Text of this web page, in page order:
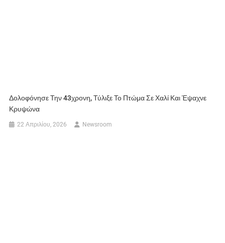
Δολοφόνησε Την 43χρονη, Τύλιξε Το Πτώμα Σε Χαλί Και Έψαχνε
Κρυψώνα
22 Απριλίου, 2026 Newsroom